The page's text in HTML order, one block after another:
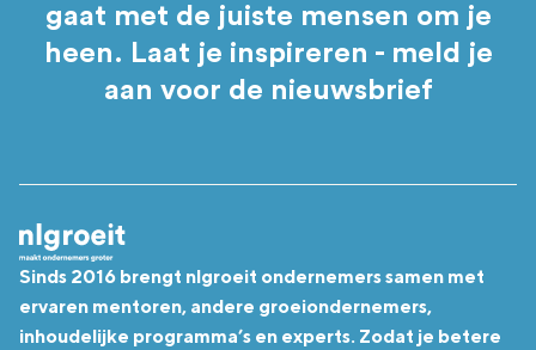
gaat met de juiste mensen om je
heen. Laat je inspireren - meld je
aan voor de nieuwsbrief
Sinds 2016 brengt nlgroeit ondernemers samen met
ervaren mentoren, andere groeiondernemers,
inhoudelijke programma’s en experts. Zodat je betere